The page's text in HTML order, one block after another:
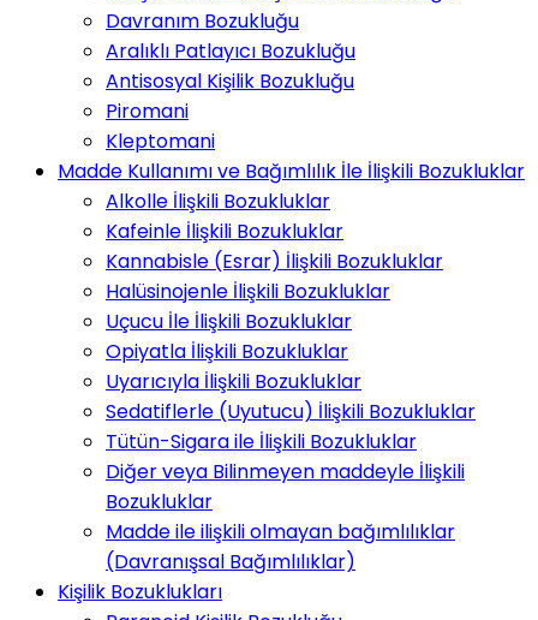
Davranım Bozukluğu
Aralıklı Patlayıcı Bozukluğu
Antisosyal Kişilik Bozukluğu
Piromani
Kleptomani
Madde Kullanımı ve Bağımlılık İle İlişkili Bozukluklar
Alkolle İlişkili Bozukluklar
Kafeinle İlişkili Bozukluklar
Kannabisle (Esrar) İlişkili Bozukluklar
Halüsinojenle İlişkili Bozukluklar
Uçucu İle İlişkili Bozukluklar
Opiyatla İlişkili Bozukluklar
Uyarıcıyla İlişkili Bozukluklar
Sedatiflerle (Uyutucu) İlişkili Bozukluklar
Tütün-Sigara ile İlişkili Bozukluklar
Diğer veya Bilinmeyen maddeyle İlişkili
Bozukluklar
Madde ile ilişkili olmayan bağımlılıklar
(Davranışsal Bağımlılıklar)
Kişilik Bozuklukları